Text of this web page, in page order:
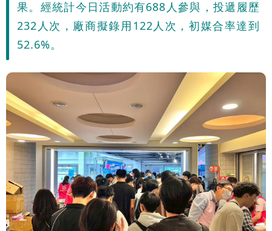
果。經統計今日活動約有688人參與，投遞履歷
232人次，廠商擬錄用122人次，初媒合率達到
52.6%。